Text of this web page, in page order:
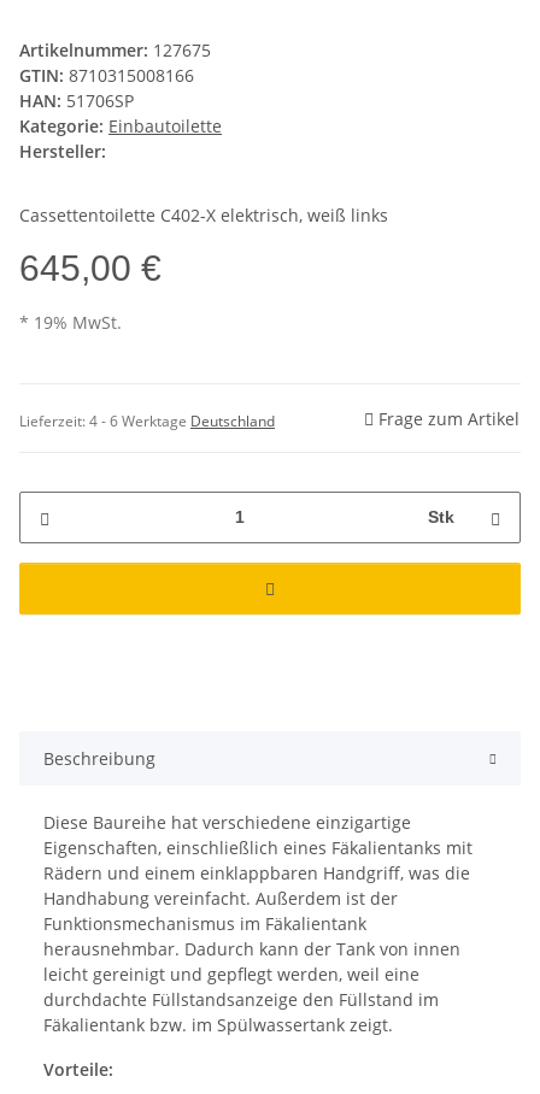
Artikelnummer: 127675
GTIN: 8710315008166
HAN: 51706SP
Kategorie: Einbautoilette
Hersteller:
Cassettentoilette C402-X elektrisch, weiß links
645,00 €
* 19% MwSt.
Lieferzeit:4 - 6 Werktage Deutschland Frage zum Artikel
Stk
Beschreibung
Diese Baureihe hat verschiedene einzigartige
Eigenschaften, einschließlich eines Fäkalientanks mit
Rädern und einem einklappbaren Handgriff, was die
Handhabung vereinfacht. Außerdem ist der
Funktionsmechanismus im Fäkalientank
herausnehmbar. Dadurch kann der Tank von innen
leicht gereinigt und gepflegt werden, weil eine
durchdachte Füllstandsanzeige den Füllstand im
Fäkalientank bzw. im Spülwassertank zeigt.
Vorteile: